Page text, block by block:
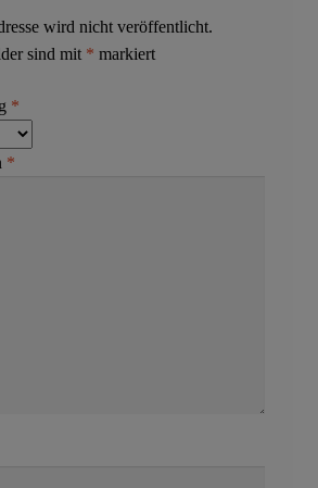
wird nicht veröffentlicht.
sind mit * markiert
*
*